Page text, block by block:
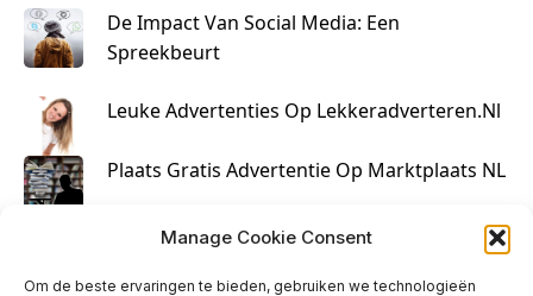
Manage Cookie Consent
Om de beste ervaringen te bieden, gebruiken we technologieën
De Impact Van Social Media: Een
Spreekbeurt
Leuke Advertenties Op Lekkeradverteren.nl
Plaats Gratis Advertentie Op Marktplaats NL
Kruisbestuiving Voor Succesvolle Marketing